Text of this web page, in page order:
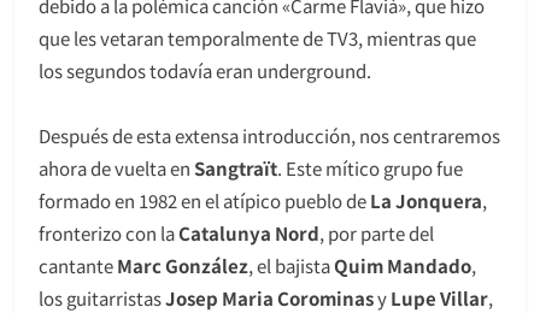
debido a la polémica canción «Carme Flavià», que hizo
que les vetaran temporalmente de TV3, mientras que
los segundos todavía eran underground.
Después de esta extensa introducción, nos centraremos
ahora de vuelta enSangtraït. Este mítico grupo fue
formado en 1982 en el atípico pueblo deLa Jonquera,
fronterizo con laCatalunya Nord, por parte del
cantanteMarc González, el bajistaQuim Mandado,
los guitarristasJosep Maria CorominasyLupe Villar,